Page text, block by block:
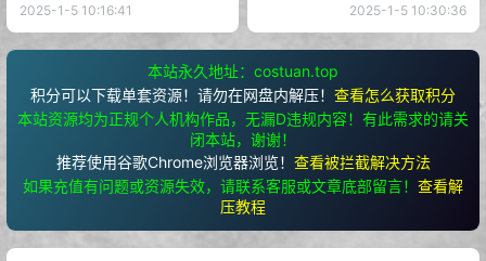
2025-1-5 10:16:41 2025-1-5 10:30:36
本站永久地址：costuan.top
积分可以下载单套资源！请勿在网盘内解压！ 查看怎么获取积分
本站资源均为正规个人机构作品，无漏D违规内容！有此需求的请关
闭本站，谢谢！
推荐使用谷歌Chrome浏览器浏览！ 查看被拦截解决方法
如果充值有问题或资源失效，请联系客服或文章底部留言！ 查看解
压教程